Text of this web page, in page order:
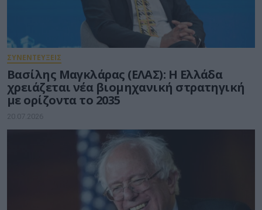
ΣΥΝΕΝΤΕΥΞΕΙΣ
Βασίλης Μαγκλάρας (ΕΛΑΣ): Η Ελλάδα
χρειάζεται νέα βιομηχανική στρατηγική
με ορίζοντα το 2035
20.07.2026